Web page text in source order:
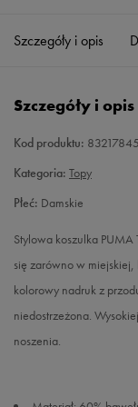
S
XL
Szczegóły i opis
Szczegóły i opis
Kod produktu: 83217845
Kategoria: Topy
Płeć: Damskie
Stylowa koszulka PUMA
się zarówno w
kolorowy nadruk z
niedostrzeżona.
noszenia.